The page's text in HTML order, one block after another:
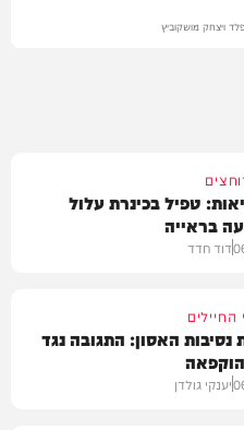
פלד ויצחק מושקוביץ
טפיל בכינרת עלול
בראייה
דוד חדד
נסיבות האסון: התגובה נגד
יענקי גולדן